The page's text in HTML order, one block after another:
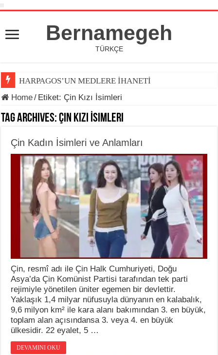
Bernamegeh
TÜRKÇE
HARPAGOS’UN MEDLERE İHANETİ
Home/ Etiket: Çin Kızı İsimleri
Tag Archives:Çin Kızı İsimleri
Çin Kadın İsimleri ve Anlamları
Çin, resmî adı ile Çin Halk Cumhuriyeti, Doğu
Asya’da Çin Komünist Partisi tarafından tek parti
rejimiyle yönetilen üniter egemen bir devlettir.
Yaklaşık 1,4 milyar nüfusuyla dünyanın en kalabalık,
9,6 milyon km² ile kara alanı bakımından 3. en büyük,
toplam alan açısındansa 3. veya 4. en büyük
ülkesidir. 22 eyalet, 5 …
DEVAMINI OKU